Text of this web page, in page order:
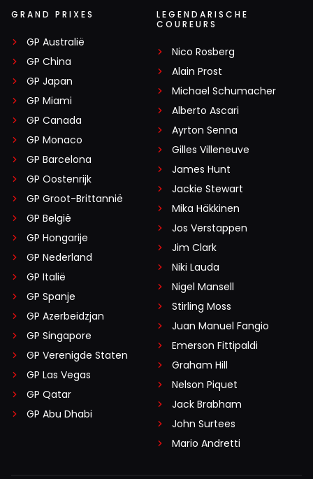
GRAND PRIXES
GP Australië
GP China
GP Japan
GP Miami
GP Canada
GP Monaco
GP Barcelona
GP Oostenrijk
GP Groot-Brittannië
GP België
GP Hongarije
GP Nederland
GP Italië
GP Spanje
GP Azerbeidzjan
GP Singapore
GP Verenigde Staten
GP Las Vegas
GP Qatar
GP Abu Dhabi
LEGENDARISCHE
COUREURS
Nico Rosberg
Alain Prost
Michael Schumacher
Alberto Ascari
Ayrton Senna
Gilles Villeneuve
James Hunt
Jackie Stewart
Mika Häkkinen
Jos Verstappen
Jim Clark
Niki Lauda
Nigel Mansell
Stirling Moss
Juan Manuel Fangio
Emerson Fittipaldi
Graham Hill
Nelson Piquet
Jack Brabham
John Surtees
Mario Andretti